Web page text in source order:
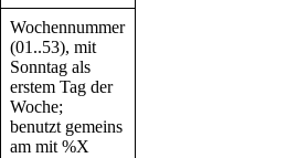
Wochennummer
(01..53), mit
Sonntag als
erstem Tag der
Woche;
benutzt gemeins
am mit %X